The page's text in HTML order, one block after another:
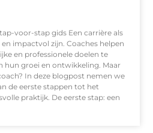
voor-stap gids Een carrière als
impactvol zijn. Coaches helpen
en professionele doelen te
hun groei en ontwikkeling. Maar
In deze blogpost nemen we
de eerste stappen tot het
praktijk. De eerste stap: een